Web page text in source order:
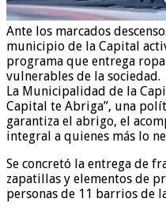
Ante los marcados
municipio de la Capital
programa que entrega
vulnerables de la sociedad.
La Municipalidad de la
Capital te Abriga”, una
garantiza el abrigo, el
integral a quienes más lo
Se concretó la entrega de
zapatillas y elementos de
personas de 11 barrios de